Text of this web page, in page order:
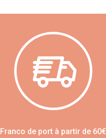
Franco de port à partir de 60€